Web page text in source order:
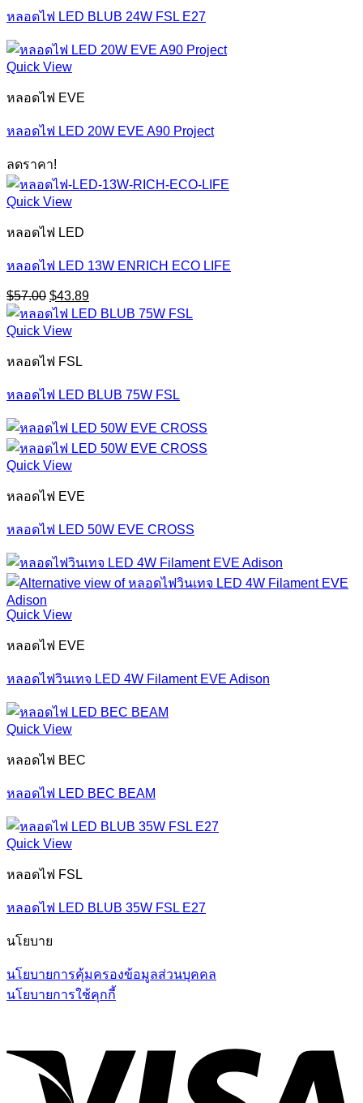
หลอดไฟ LED BLUB 24W FSL E27
Quick View
หลอดไฟ EVE
หลอดไฟ LED 20W EVE A90 Project
ลดราคา!
Quick View
หลอดไฟ LED
หลอดไฟ LED 13W ENRICH ECO LIFE
$57.00 Original
price
was:
$57.00.
$43.89Current
price
is:
Quick View
หลอดไฟ FSL
หลอดไฟ LED BLUB 75W FSL
Quick View
หลอดไฟ EVE
หลอดไฟ LED 50W EVE CROSS
Quick View
หลอดไฟ EVE
หลอดไฟวินเทจ LED 4W Filament EVE Adison
Quick View
หลอดไฟ BEC
หลอดไฟ LED BEC BEAM
Quick View
หลอดไฟ FSL
หลอดไฟ LED BLUB 35W FSL E27
นโยบาย
นโยบายการคุ้มครองข้อมูลส่วนบุคคล
นโยบายการใช้คุกกี้